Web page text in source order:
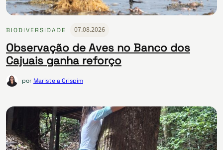
BIODIVERSIDADE 07.08.2026
Observação de Aves no Banco dos
Cajuais ganha reforço
por Maristela Crispim